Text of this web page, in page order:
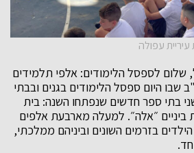
עפולה
שלום לספסל הלימודים: אלפי תלמידים
שבו היום ספסל הלימודים בגנים ובבתי
בתי ספר חדשים שנפתחו השנה: בית
ביניים ״אלה״. למעלה מארבעת אלפים
בזרמים השונים וביניהם ממלכתי,